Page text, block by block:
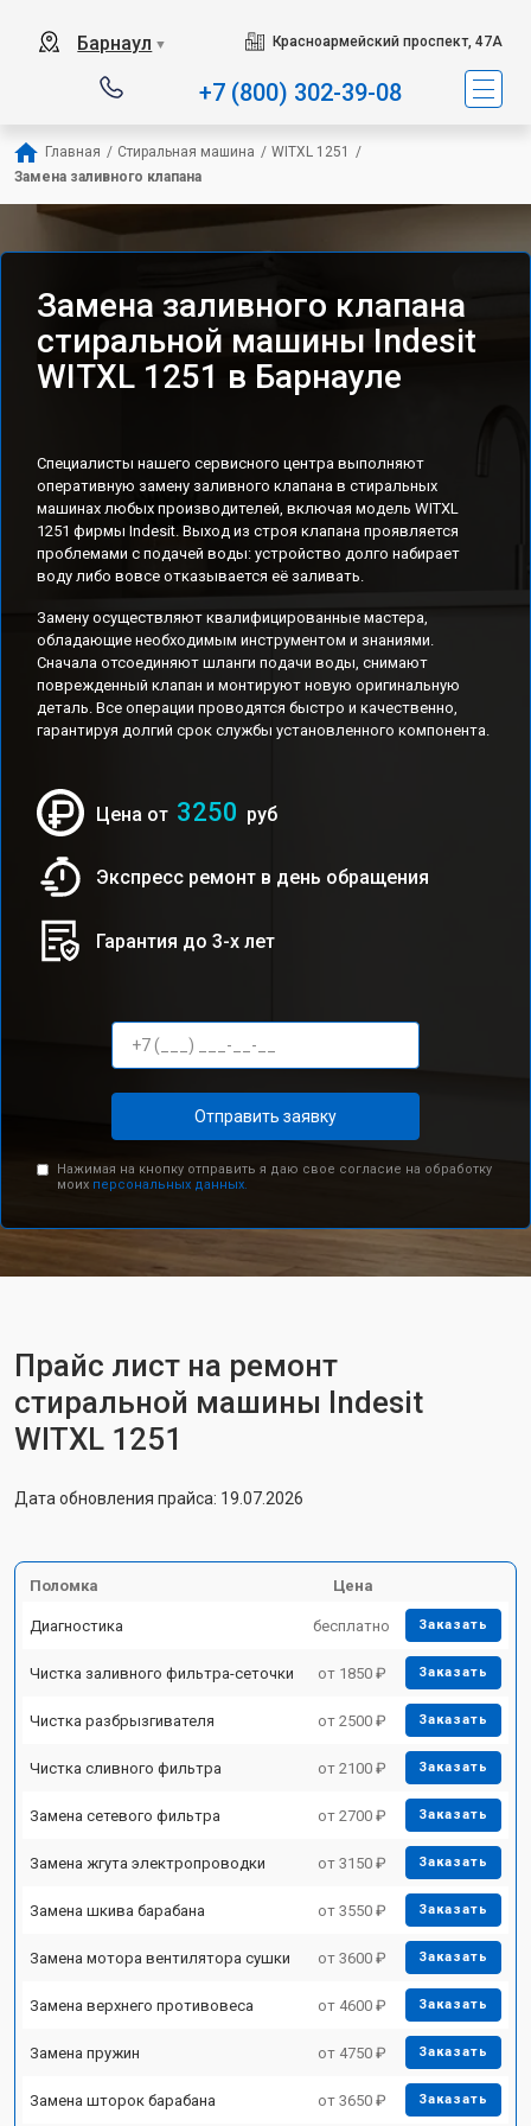
Барнаул ▼ Красноармейский проспект, 47А
+7 (800) 302-39-08
Главная / Стиральная машина / WITXL 1251
/
Замена заливного клапана
Замена заливного клапана
стиральной машины Indesit
WITXL 1251 в Барнауле
Специалисты нашего сервисного центра выполняют
оперативную замену заливного клапана в стиральных
машинах любых производителей, включая модель WITXL
1251 фирмы Indesit. Выход из строя клапана проявляется
проблемами с подачей воды: устройство долго набирает
воду либо вовсе отказывается её заливать.
Замену осуществляют квалифицированные мастера,
обладающие необходимым инструментом и знаниями.
Сначала отсоединяют шланги подачи воды, снимают
поврежденный клапан и монтируют новую оригинальную
деталь. Все операции проводятся быстро и качественно,
гарантируя долгий срок службы установленного компонента.
Цена от 3250 руб
Экспресс ремонт в день обращения
Гарантия до 3-х лет
Отправить заявку
Нажимая на кнопку отправить я даю свое согласие на обработку
моих персональных данных.
Прайс лист на ремонт
стиральной машины Indesit
WITXL 1251
Дата обновления прайса: 19.07.2026
Поломка Цена
Диагностика бесплатно Заказать
Чистка заливного фильтра-сеточки от 1850 ₽ Заказать
Чистка разбрызгивателя от 2500 ₽ Заказать
Чистка сливного фильтра от 2100 ₽ Заказать
Замена сетевого фильтра от 2700 ₽ Заказать
Замена жгута электропроводки от 3150 ₽ Заказать
Замена шкива барабана от 3550 ₽ Заказать
Замена мотора вентилятора сушки от 3600 ₽ Заказать
Замена верхнего противовеса от 4600 ₽ Заказать
Замена пружин от 4750 ₽ Заказать
Замена шторок барабана от 3650 ₽ Заказать